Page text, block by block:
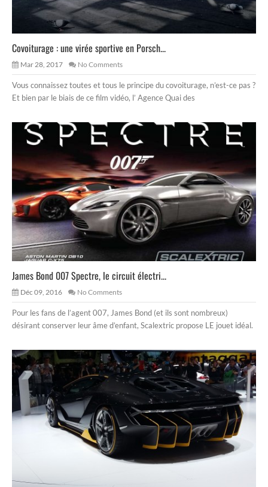
Covoiturage : une virée sportive en Porsch...
Mar 28, 2017 No Comments
Vous connaissez toutes et tous le principe du covoiturage, n’est-ce pas ?
Et bien par le biais de ce film vidéo, l’ Agence Quai des
James Bond 007 Spectre, le circuit électri...
Déc 09, 2016 No Comments
Pour les fans de l’agent 007, James Bond (et ils sont nombreux)
désirant conserver leur âme d’enfant, Scalextric propose LE jouet idéal.